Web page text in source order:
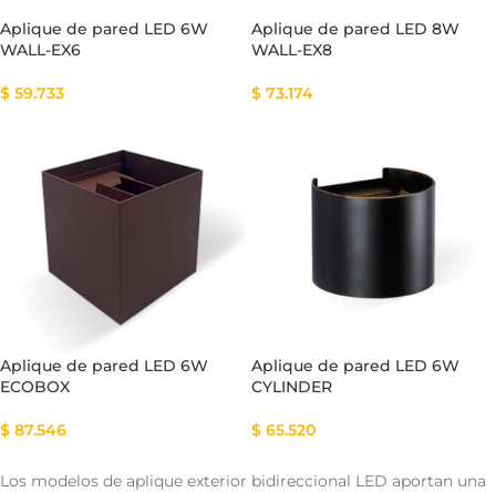
Aplique de pared LED 6W
WALL-EX6
$ 59.733
Aplique de pared LED 8W
WALL-EX8
$ 73.174
Aplique de pared LED 6W
ECOBOX
$ 87.546
Aplique de pared LED 6W
CYLINDER
$ 65.520
Los modelos de aplique exterior bidireccional LED aportan una